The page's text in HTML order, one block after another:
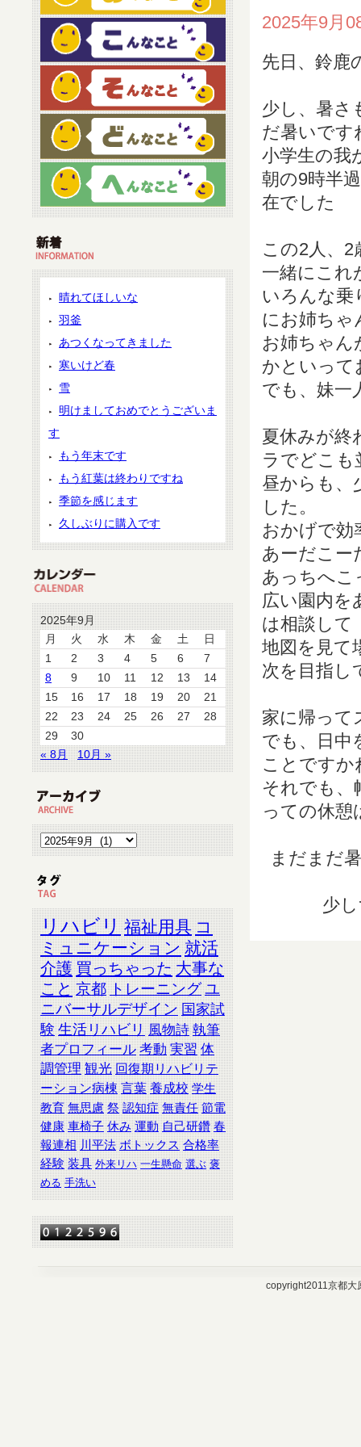
2025年9月
先日、鈴鹿
少し、暑
だ暑いです
小学生の我
朝の9時半
在でした
この2人、2
一緒にこ
いろんな
にお姉ちゃ
お姉ちゃん
かといって
でも、妹
夏休みが終
ラでどこも
昼からも、
した。
おかげで効
あーだこー
あっちへこ
広い園内を
は相談して
地図を見て
次を目指し
家に帰って
でも、日中
ことですか
それでも、
っての休
まだまだ
少
晴れてほしいな
羽釜
あつくなってきました
寒いけど春
雪
明けましておめでとうございま
す
もう年末です
もう紅葉は終わりですね
季節を感じます
久しぶりに購入です
2025年9月
月
火 水 木 金 土
日
1
2 3 4 5 6
7
8
9 10 11 12 13
14
15
16 17 18 19 20
21
22
23 24 25 26 27
28
29
30
« 8月
10月 »
リハビリ 福祉用具コ
ミュニケーション 就活
介護 買っちゃった 大事な
こと 京都トレーニングユ
ニバーサルデザイン 国家試
験 生活リハビリ 風物詩 執筆
者プロフィール 考動 実習 体
調管理 観光 回復期リハビリテ
ーション病棟 言葉 養成校 学生
教育 無思慮 祭 認知症 無責任 節電
健康 車椅子 休み 運動 自己研鑽 春
報連相 川平法 ボトックス 合格率
経験 装具 外来リハ 一生懸命 選ぶ 褒
める 手洗い
copyright2011京都